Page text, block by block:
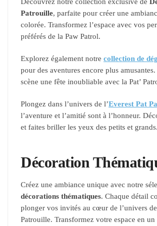
Patrouille, parfaite pour créer une
colorée. Transformez l’espace avec vos
préférés de la Paw Patrol.
Explorez également notre collection de
pour des aventures encore plus
scène une fête inoubliable avec la Pat’
Plongez dans l’univers de l’Everest Pat
l’aventure et l’amitié sont à l’honneur.
et faites briller les yeux des petits et grands.
Décoration
Créez une ambiance unique avec notre
décorations thématiques. Chaque détail
plonger vos invités au cœur de l’univers de
Patrouille. Transformez votre espace en